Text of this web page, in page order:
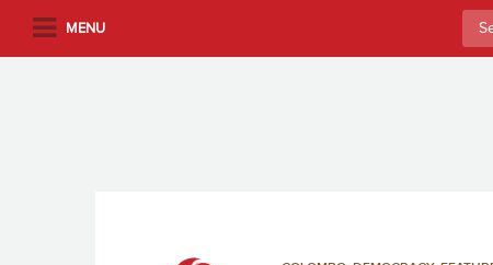
MENU
for: